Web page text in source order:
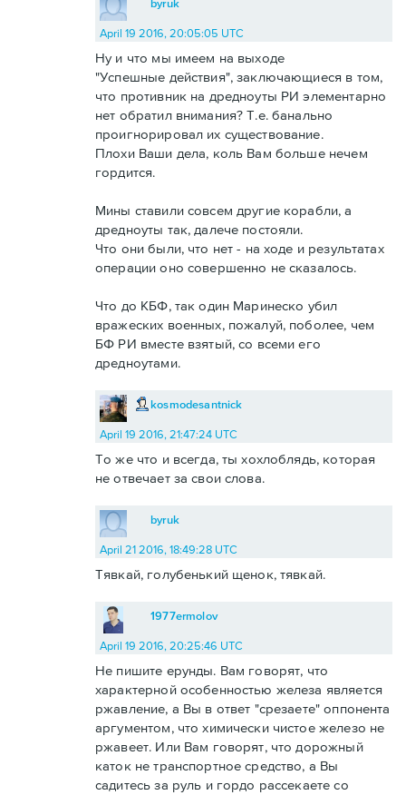
byruk
April 19 2016, 20:05:05 UTC
Ну и что мы имеем на выходе
"Успешные действия", заключающиеся в том,
что противник на дредноуты РИ элементарно
нет обратил внимания? Т.е. банально
проигнорировал их существование.
Плохи Ваши дела, коль Вам больше нечем
гордится.
Мины ставили совсем другие корабли, а
дредноуты так, далече постояли.
Что они были, что нет - на ходе и результатах
операции оно совершенно не сказалось.
Что до КБФ, так один Маринеско убил
вражеских военных, пожалуй, поболее, чем
БФ РИ вместе взятый, со всеми его
дредноутами.
kosmodesantnick
April 19 2016, 21:47:24 UTC
То же что и всегда, ты хохлоблядь, которая
не отвечает за свои слова.
byruk
April 21 2016, 18:49:28 UTC
Тявкай, голубенький щенок, тявкай.
1977ermolov
April 19 2016, 20:25:46 UTC
Не пишите ерунды. Вам говорят, что
характерной особенностью железа является
ржавление, а Вы в ответ "срезаете" оппонента
аргументом, что химически чистое железо не
ржавеет. Или Вам говорят, что дорожный
каток не транспортное средство, а Вы
садитесь за руль и гордо рассекаете со